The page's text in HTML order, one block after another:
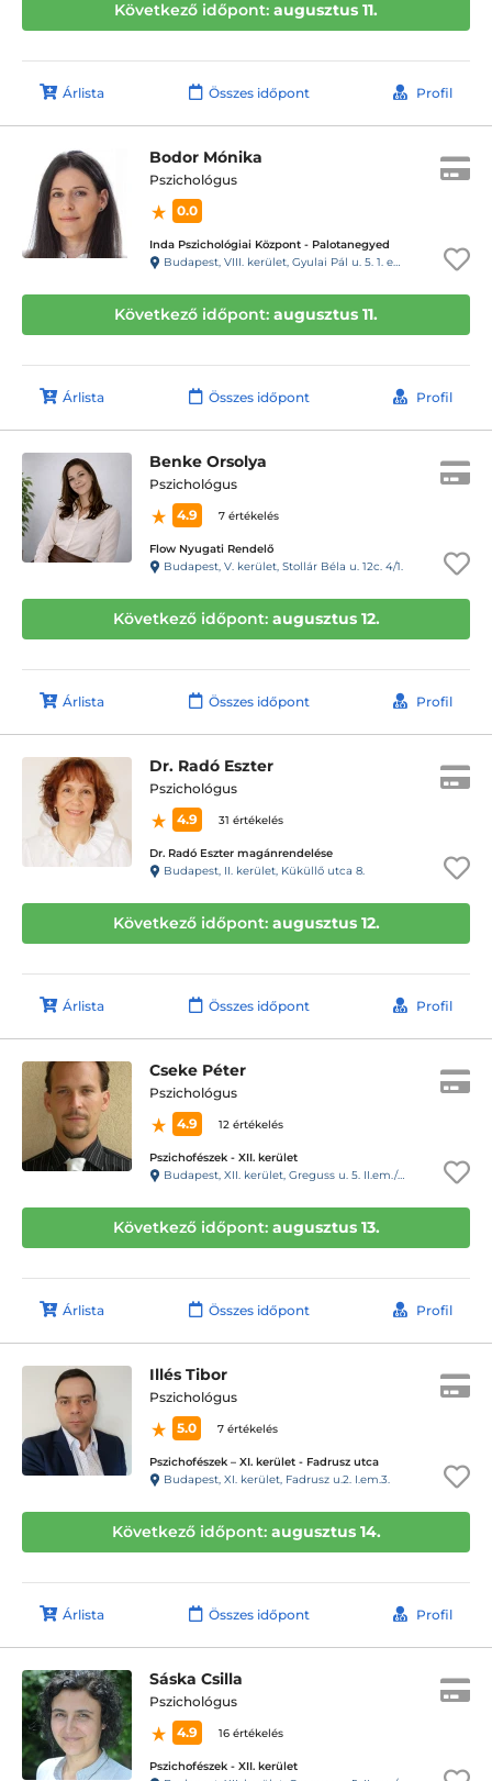
Következő időpont: augusztus 11.
Árlista Összes időpont Profil
Bodor Mónika
Pszichológus
0.0
Inda Pszichológiai Központ - Palotanegyed
Budapest, VIII. kerület, Gyulai Pál u. 5. 1. emelet 3., kapucsengő: INDA Pszi
Következő időpont: augusztus 11.
Árlista Összes időpont Profil
Benke Orsolya
Pszichológus
4.9
7 értékelés
Flow Nyugati Rendelő
Budapest, V. kerület, Stollár Béla u. 12c. 4/1.
Következő időpont: augusztus 12.
Árlista Összes időpont Profil
Dr. Radó Eszter
Pszichológus
4.9
31 értékelés
Dr. Radó Eszter magánrendelése
Budapest, II. kerület, Küküllő utca 8.
Következő időpont: augusztus 12.
Árlista Összes időpont Profil
Cseke Péter
Pszichológus
4.9
12 értékelés
Pszichofészek - XII. kerület
Budapest, XII. kerület, Greguss u. 5. II.em./3.
Következő időpont: augusztus 13.
Árlista Összes időpont Profil
Illés Tibor
Pszichológus
5.0
7 értékelés
Pszichofészek – XI. kerület - Fadrusz utca
Budapest, XI. kerület, Fadrusz u.2. I.em.3.
Következő időpont: augusztus 14.
Árlista Összes időpont Profil
Sáska Csilla
Pszichológus
4.9
16 értékelés
Pszichofészek - XII. kerület